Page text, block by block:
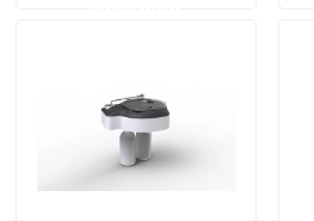
Φασματόμετρο ατομικής